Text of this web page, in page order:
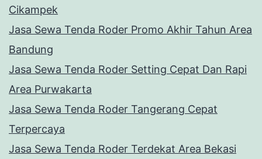
Cikampek
Jasa Sewa Tenda Roder Promo Akhir Tahun Area
Bandung
Jasa Sewa Tenda Roder Setting Cepat Dan Rapi
Area Purwakarta
Jasa Sewa Tenda Roder Tangerang Cepat
Terpercaya
Jasa Sewa Tenda Roder Terdekat Area Bekasi